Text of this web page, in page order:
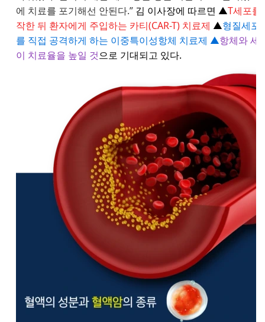
에 치료를 포기해선 안된다.” 김 이사장에 따르면 ▲T세포를
작한 뒤 환자에게 주입하는 카티(CAR-T) 치료제 ▲형질세포
를 직접 공격하게 하는 이중특이성항체 치료제 ▲항체와 세
이 치료율을 높일 것으로 기대되고 있다.